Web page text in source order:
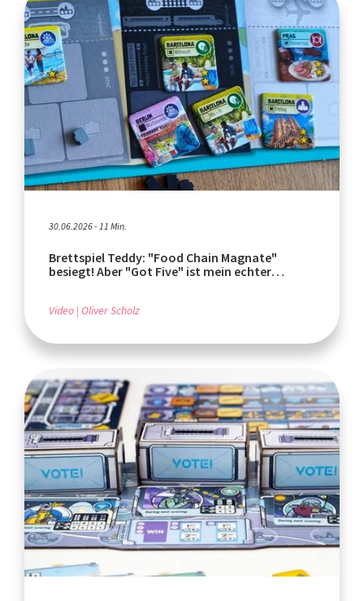
30.06.2026 - 11 Min.
Brettspiel Teddy: "Food Chain Magnate"
besiegt! Aber "Got Five" ist mein echter
Video Oliver Scholz